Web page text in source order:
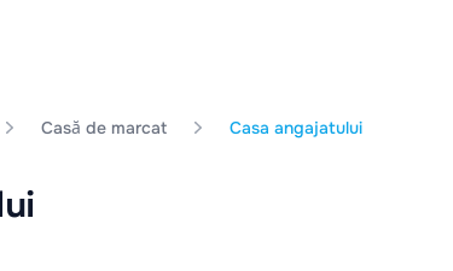
Casă de marcat Casa angajatului